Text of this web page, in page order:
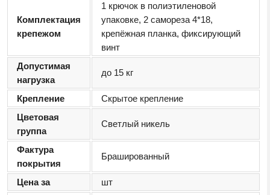
Комплектация
крепежом
1 крючок в полиэтиленовой
упаковке, 2 самореза 4*18,
крепёжная планка, фиксирующий
винт
Допустимая
нагрузка
до 15 кг
Крепление
Скрытое крепление
Цветовая
группа
Светлый никель
Фактура
покрытия
Брашированный
Цена за
шт